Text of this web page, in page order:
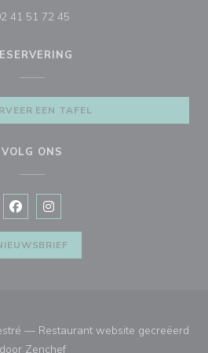
41 51 72 45
EEN TAFEL
VOLG ONS
Facebook ((opent in een nieuw
Instagram ((opent in een
— Restaurant website gecreëerd
door Zenchef((opent in een nieuw